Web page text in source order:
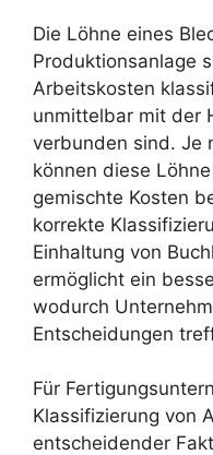
Die Löhne eines
Produktionsanlage
Arbeitskosten
unmittelbar mit der
verbunden sind. Je
können diese
gemischte Kosten
korrekte
Einhaltung von
ermöglicht ein
wodurch
Entscheidungen
Für
Klassifizierung von
entscheidender